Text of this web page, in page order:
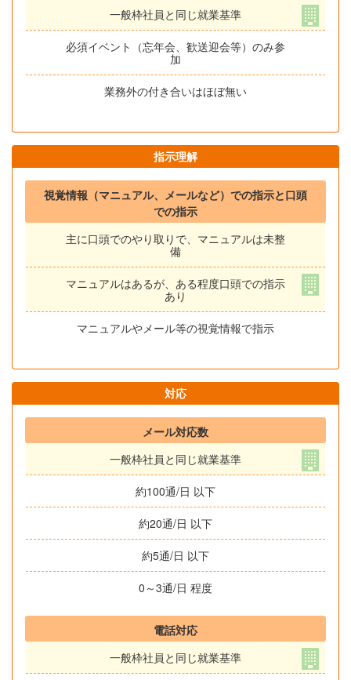
一般枠社員と同じ就業基準
必須イベント（忘年会、歓送迎会等）のみ参
加
業務外の付き合いはほぼ無い
指示理解
視覚情報（マニュアル、メールなど）での指示と口頭
での指示
主に口頭でのやり取りで、マニュアルは未整
備
マニュアルはあるが、ある程度口頭での指示
あり
マニュアルやメール等の視覚情報で指示
対応
メール対応数
一般枠社員と同じ就業基準
約100通/日 以下
約20通/日 以下
約5通/日 以下
0～3通/日 程度
電話対応
一般枠社員と同じ就業基準